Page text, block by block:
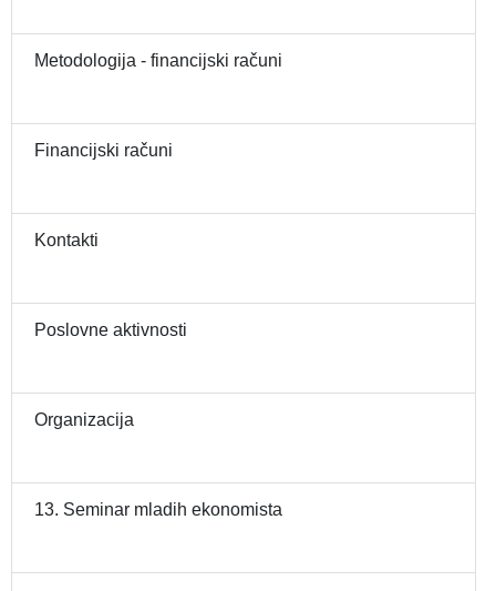
Metodologija - financijski računi
Financijski računi
Kontakti
Poslovne aktivnosti
Organizacija
13. Seminar mladih ekonomista